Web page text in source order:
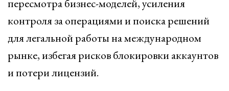
пересмотра бизнес-моделей, усиления
контроля за операциями и поиска решений
для легальной работы на международном
рынке, избегая рисков блокировки аккаунтов
и потери лицензий.